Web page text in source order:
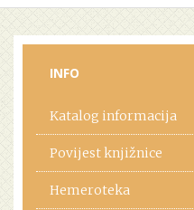
INFO
Katalog informacija
Povijest knjižnice
Hemeroteka